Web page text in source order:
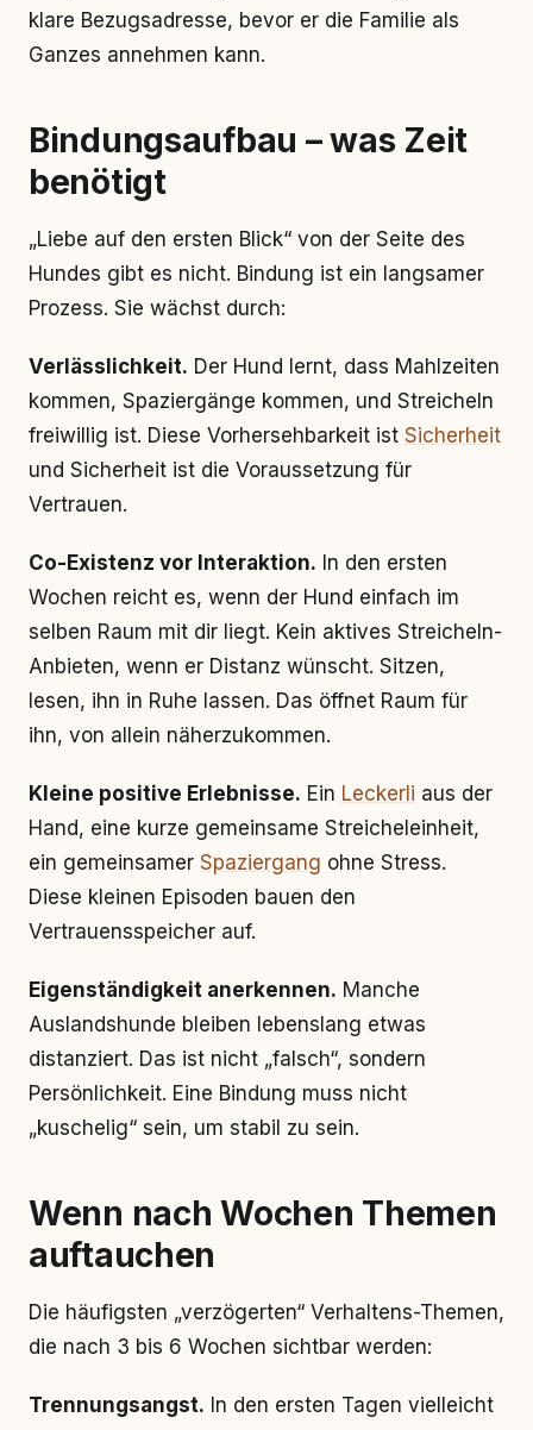
klare Bezugsadresse, bevor er die Familie als
Ganzes annehmen kann.
Bindungsaufbau – was Zeit
benötigt
„Liebe auf den ersten Blick“ von der Seite des
Hundes gibt es nicht. Bindung ist ein langsamer
Prozess. Sie wächst durch:
Verlässlichkeit. Der Hund lernt, dass Mahlzeiten
kommen, Spaziergänge kommen, und Streicheln
freiwillig ist. Diese Vorhersehbarkeit ist Sicherheit
und Sicherheit ist die Voraussetzung für
Vertrauen.
Co-Existenz vor Interaktion. In den ersten
Wochen reicht es, wenn der Hund einfach im
selben Raum mit dir liegt. Kein aktives Streicheln-
Anbieten, wenn er Distanz wünscht. Sitzen,
lesen, ihn in Ruhe lassen. Das öffnet Raum für
ihn, von allein näherzukommen.
Kleine positive Erlebnisse. Ein Leckerli aus der
Hand, eine kurze gemeinsame Streicheleinheit,
ein gemeinsamer Spaziergang ohne Stress.
Diese kleinen Episoden bauen den
Vertrauensspeicher auf.
Eigenständigkeit anerkennen. Manche
Auslandshunde bleiben lebenslang etwas
distanziert. Das ist nicht „falsch“, sondern
Persönlichkeit. Eine Bindung muss nicht
„kuschelig“ sein, um stabil zu sein.
Wenn nach Wochen Themen
auftauchen
Die häufigsten „verzögerten“ Verhaltens-Themen,
die nach 3 bis 6 Wochen sichtbar werden:
Trennungsangst. In den ersten Tagen vielleicht